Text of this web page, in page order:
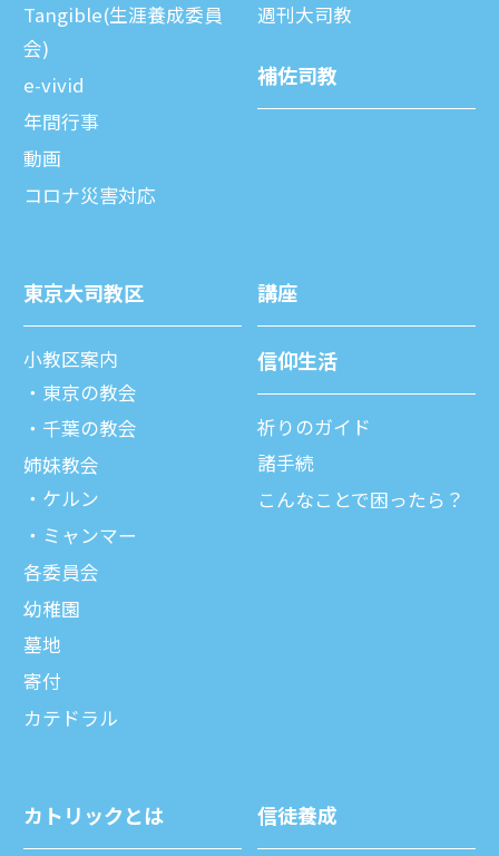
Tangible(生涯養成委員
会)
e-vivid
年間⾏事
動画
コロナ災害対応
週刊⼤司教
補佐司教
東京⼤司教区
⼩教区案内
東京の教会
千葉の教会
姉妹教会
ケルン
ミャンマー
各委員会
幼稚園
墓地
寄付
カテドラル
講座
信仰⽣活
祈りのガイド
諸⼿続
こんなことで困ったら？
カトリックとは 信徒養成